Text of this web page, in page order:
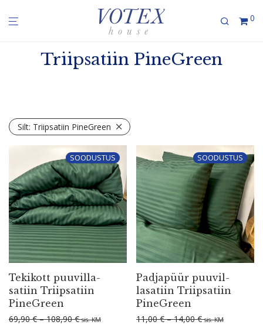
0
Triipsatiin PineGreen
Silt: Triipsatiin PineGreen
SOODUSTUS
Tekikott puuvil­la­
satiin Triip­satiin
PineGreen
69,90€ – 108,90€Hinnavahemik: 69,90 € kuni 108,90 €
sis. KM
SOODUSTUS
Padjapüür puuvil­
la­satiin Triip­satiin
PineGreen
11,00€ – 14,00€Hinnavahemik:
sis. KM